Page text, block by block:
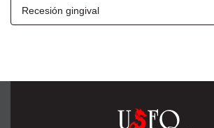
Recesión gingival